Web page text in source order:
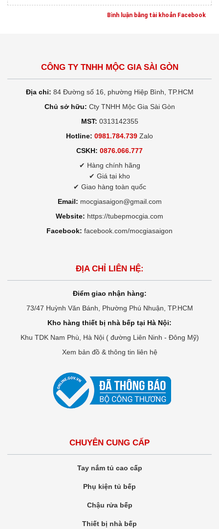
Bình luận bằng tài khoản Facebook
CÔNG TY TNHH MỘC GIA SÀI GÒN
Địa chỉ: 84 Đường số 16, phường Hiệp Bình, TP.HCM
Chủ sở hữu: Cty TNHH Mộc Gia Sài Gòn
MST: 0313142355
Hotline: 0981.784.739 Zalo
CSKH: 0876.066.777
✔ Hàng chính hãng
✔ Giá tại kho
✔ Giao hàng toàn quốc
Email: mocgiasaigon@gmail.com
Website: https://tubepmocgia.com
Facebook: facebook.com/mocgiasaigon
ĐỊA CHỈ LIÊN HỆ:
Điểm giao nhận hàng:
73/47 Huỳnh Văn Bánh, Phường Phú Nhuận, TP.HCM
Kho hàng thiết bị nhà bếp tại Hà Nội:
Khu TDK Nam Phù, Hà Nội ( đường Liên Ninh - Đông Mỹ)
Xem bản đồ & thông tin liên hệ
CHUYÊN CUNG CẤP
Tay nắm tủ cao cấp
Phụ kiện tủ bếp
Chậu rửa bếp
Thiết bị nhà bếp